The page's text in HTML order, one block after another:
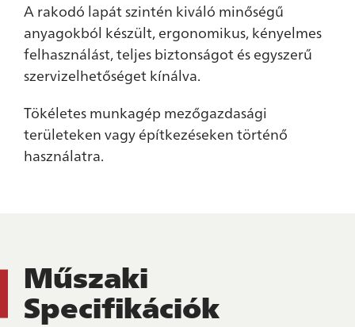
A rakodó lapát szintén kiváló minőségű
anyagokból készült, ergonomikus, kényelmes
felhasználást, teljes biztonságot és egyszerű
szervizelhetőséget kínálva.
Tökéletes munkagép mezőgazdasági
területeken vagy építkezéseken történő
használatra.
Műszaki
Specifikációk